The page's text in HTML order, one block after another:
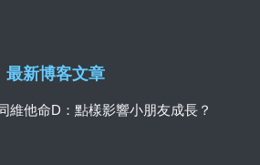
最新博客文章
維他命D：點樣影響小朋友成長？